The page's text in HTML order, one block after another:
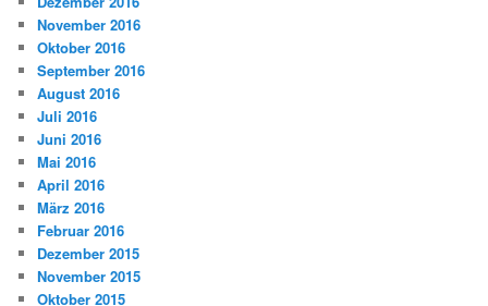
November 2016
Oktober 2016
September 2016
August 2016
Juli 2016
Juni 2016
Mai 2016
April 2016
März 2016
Februar 2016
Dezember 2015
November 2015
Oktober 2015